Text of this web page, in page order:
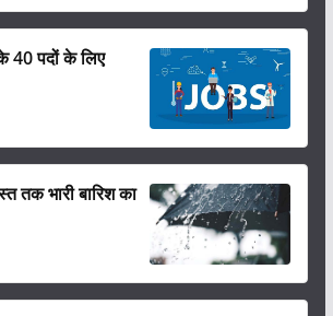
40 पदों के लिए
तक भारी बारिश का